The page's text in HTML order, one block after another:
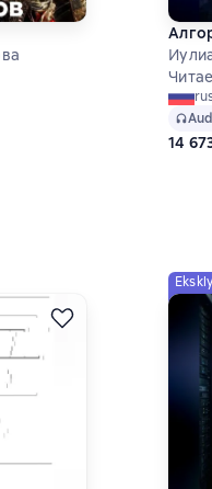
0 на основе 0 оценок
14